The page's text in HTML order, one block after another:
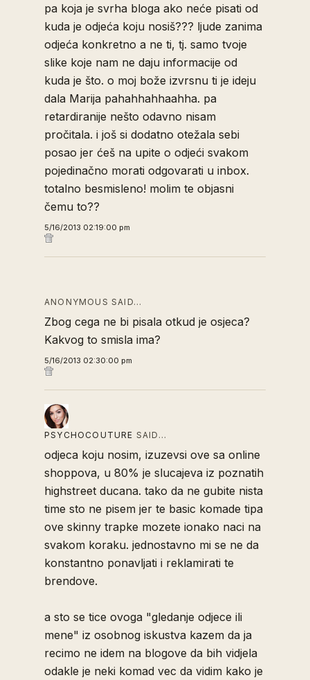
pa koja je svrha bloga ako neće pisati od
kuda je odjeća koju nosiš??? ljude zanima
odjeća konkretno a ne ti, tj. samo tvoje
slike koje nam ne daju informacije od
kuda je što. o moj bože izvrsnu ti je ideju
dala Marija pahahhahhaahha. pa
retardiranije nešto odavno nisam
pročitala. i još si dodatno otežala sebi
posao jer ćeš na upite o odjeći svakom
pojedinačno morati odgovarati u inbox.
totalno besmisleno! molim te objasni
čemu to??
5/16/2013 02:19:00 pm
ANONYMOUS SAID…
Zbog cega ne bi pisala otkud je osjeca?
Kakvog to smisla ima?
5/16/2013 02:30:00 pm
PSYCHOCOUTURE SAID…
odjeca koju nosim, izuzevsi ove sa online
shoppova, u 80% je slucajeva iz poznatih
highstreet ducana. tako da ne gubite nista
time sto ne pisem jer te basic komade tipa
ove skinny trapke mozete ionako naci na
svakom koraku. jednostavno mi se ne da
konstantno ponavljati i reklamirati te
brendove.
a sto se tice ovoga "gledanje odjece ili
mene" iz osobnog iskustva kazem da ja
recimo ne idem na blogove da bih vidjela
odakle je neki komad vec da vidim kako je